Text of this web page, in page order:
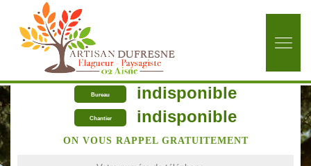
Bureau indisponible
Chantier indisponible
ON VOUS RAPPEL GRATUITEMENT